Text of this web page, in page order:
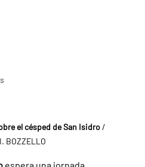
el césped de San Isidro /
BOZZELLO